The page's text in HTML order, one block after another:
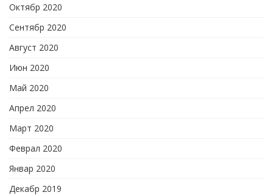
Октябр 2020
Сентябр 2020
Август 2020
Июн 2020
Май 2020
Апрел 2020
Март 2020
Феврал 2020
Январ 2020
Декабр 2019